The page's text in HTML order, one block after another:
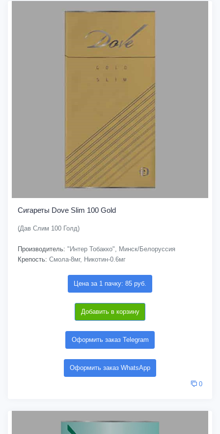
Сигареты Dove Slim 100 Gold
(Дав Слим 100 Голд)
Производитель: "Интер Тобакко", Минск/Белоруссия
Крепость: Смола-8мг, Никотин-0.6мг
Цена за 1 пачку: 85 руб.
Добавить в корзину
Оформить заказ Telegram
Оформить заказ WhatsApp
0